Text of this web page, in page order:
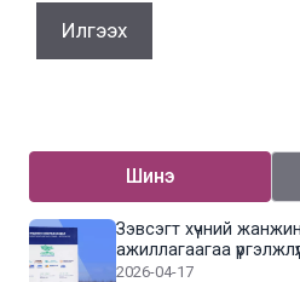
Шинэ
Зэвсэгт хүчний
ажиллагаагаа
2026-04-17